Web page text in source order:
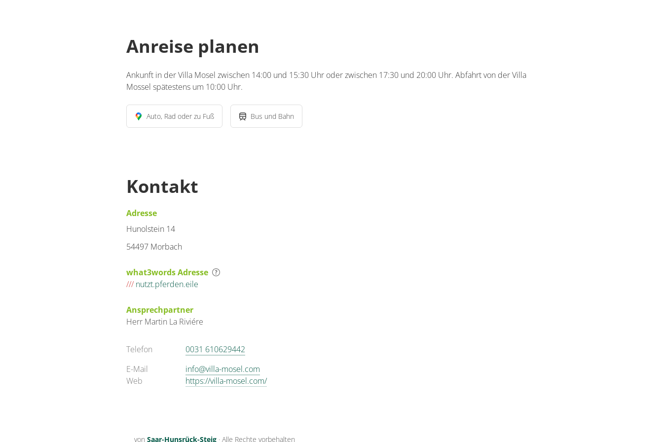
Anreise planen
Ankunft in der Villa Mosel zwischen 14:00 und 15:30 Uhr oder zwischen 17:30 und 20:00 Uhr. Abfahrt von der Villa
Mossel spätestens um 10:00 Uhr.
Auto, Rad oder zu Fuß Bus und Bahn
Kontakt
Adresse
Hunolstein 14
54497 Morbach
what3words Adresse
/// nutzt.pferden.eile
Ansprechpartner
Herr Martin La Riviére
Telefon
0031 610629442
E-Mail
info@villa-mosel.com
Web
https://villa-mosel.com/
von Saar-Hunsrück-Steig · Alle Rechte vorbehalten